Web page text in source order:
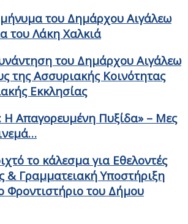
του Δημάρχου Αιγάλεω
του Λάκη Χαλκιά
του Δημάρχου Αιγάλεω
της Ασσυριακής Κοινότητας
Εκκλησίας
Η Απαγορευμένη Πυξίδα» – Μες
το κάλεσμα για Εθελοντές
& Γραμματειακή Υποστήριξη
Φροντιστήριο του Δήμου